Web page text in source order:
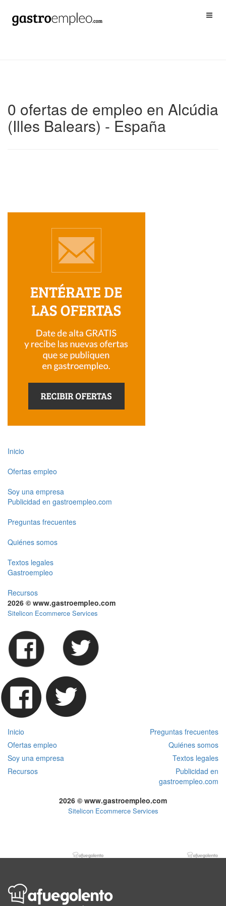
0 ofertas de empleo en Alcúdia
(Illes Balears) - España
Inicio
Ofertas empleo
Soy una empresa
Publicidad en gastroempleo.com
Preguntas frecuentes
Quiénes somos
Textos legales
Gastroempleo
Recursos
2026 © www.gastroempleo.com
Sitelicon Ecommerce Services
Inicio
Preguntas frecuentes
Ofertas empleo
Quiénes somos
Soy una empresa
Textos legales
Recursos
Publicidad en
gastroempleo.com
2026 © www.gastroempleo.com
Sitelicon Ecommerce Services